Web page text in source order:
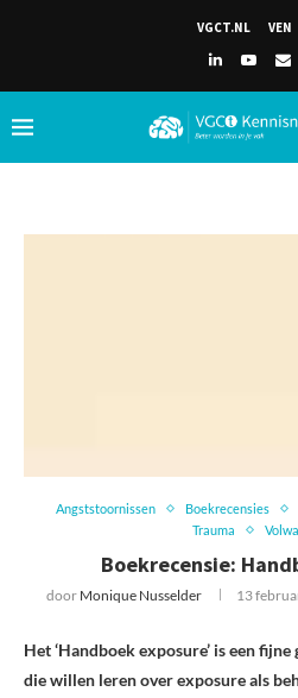
VGCT.NL VEN
Angststoornissen Boekrecensies
Trauma
Boekrecensie:
door Monique Nusselder 13
Het ‘Handboek exposure’ is een
die willen leren over exposure als